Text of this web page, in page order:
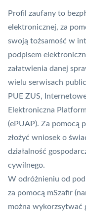
Profil zaufany to
elektronicznej, za
swoją tożsamość w
podpisem
załatwienia danej
wielu serwisach
PUE ZUS,
Elektroniczna
(ePUAP). Za pomocą
złożyć wniosek o
działalność
cywilnego.
W odróżnieniu od
za pomocą mSzafir
można wykorzsytwać